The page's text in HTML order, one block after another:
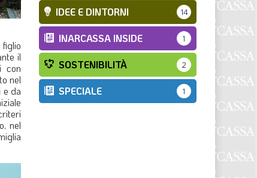
il
con
nel
e da
nel
IDEE E DINTORNI 14
INARCASSA INSIDE 1
SOSTENIBILITÀ 2
SPECIALE 1